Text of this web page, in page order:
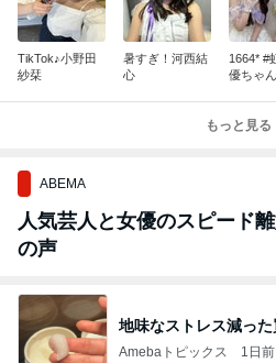
TikTok♪小野田
紗栞
暑すぎ！河西結
心
1664* #
優ちゃ
もっと見る
ABEMA
人気芸人と女優のスピード
の声
地味なストレス減っ
Amebaトピックス 1日前